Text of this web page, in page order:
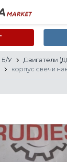
Б/У
Двигатели
корпус свечи